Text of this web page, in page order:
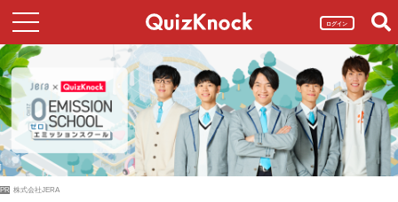
ログイン
PR 株式会社JERA